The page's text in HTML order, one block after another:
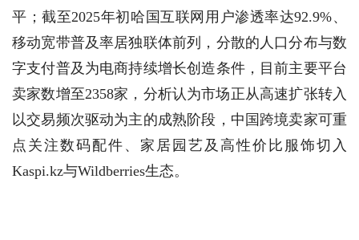
平；截至2025年初哈国互联网用户渗透率达92.9%、
移动宽带普及率居独联体前列，分散的人口分布与数
字支付普及为电商持续增长创造条件，目前主要平台
卖家数增至2358家，分析认为市场正从高速扩张转入
以交易频次驱动为主的成熟阶段，中国跨境卖家可重
点关注数码配件、家居园艺及高性价比服饰切入
Kaspi.kz与Wildberries生态。